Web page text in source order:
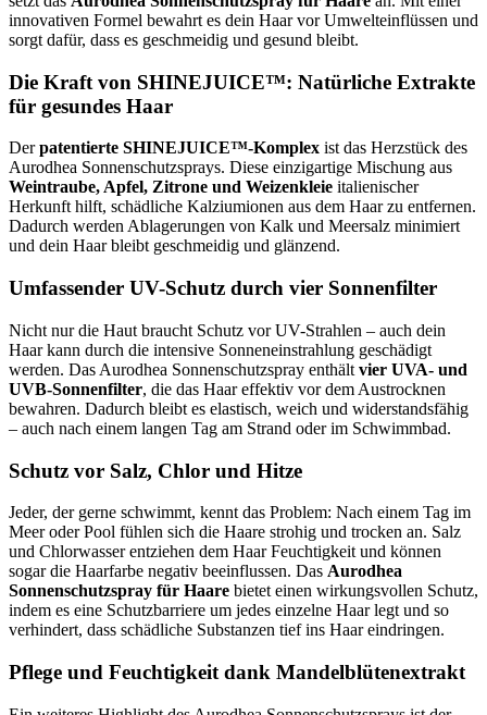
innovativen Formel bewahrt es dein Haar vor Umwelteinflüssen und
sorgt dafür, dass es geschmeidig und gesund bleibt.
Die Kraft von SHINEJUICE™: Natürliche Extrakte
für gesundes Haar
Derpatentierte SHINEJUICE™-Komplex ist das Herzstück des
Aurodhea Sonnenschutzsprays. Diese einzigartige Mischung aus
Weintraube, Apfel, Zitrone und Weizenkleie italienischer
Herkunft hilft, schädliche Kalziumionen aus dem Haar zu entfernen.
Dadurch werden Ablagerungen von Kalk und Meersalz minimiert
und dein Haar bleibt geschmeidig und glänzend.
Umfassender UV-Schutz durch vier Sonnenfilter
Nicht nur die Haut braucht Schutz vor UV-Strahlen – auch dein
Haar kann durch die intensive Sonneneinstrahlung geschädigt
werden. Das Aurodhea Sonnenschutzspray enthält vier UVA- und
UVB-Sonnenfilter, die das Haar effektiv vor dem Austrocknen
bewahren. Dadurch bleibt es elastisch, weich und widerstandsfähig
– auch nach einem langen Tag am Strand oder im Schwimmbad.
Schutz vor Salz, Chlor und Hitze
Jeder, der gerne schwimmt, kennt das Problem: Nach einem Tag im
Meer oder Pool fühlen sich die Haare strohig und trocken an. Salz
und Chlorwasser entziehen dem Haar Feuchtigkeit und können
sogar die Haarfarbe negativ beeinflussen. Das Aurodhea
Sonnenschutzspray für Haare bietet einen wirkungsvollen Schutz,
indem es eine Schutzbarriere um jedes einzelne Haar legt und so
verhindert, dass schädliche Substanzen tief ins Haar eindringen.
Pflege und Feuchtigkeit dank Mandelblütenextrakt